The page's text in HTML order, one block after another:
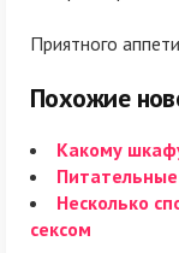
Приятного
Похожие
Какому
Несколько
сексом